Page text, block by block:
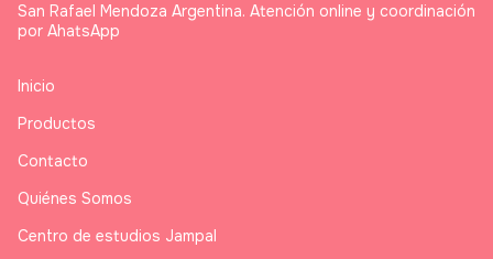
San Rafael Mendoza Argentina. Atención online y coordinación
por AhatsApp
Inicio
Productos
Contacto
Quiénes Somos
Centro de estudios Jampal